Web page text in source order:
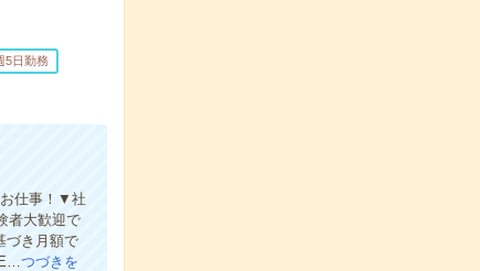
5日勤務
お仕事！▼社
者大歓迎で
づき月額で
つづきを